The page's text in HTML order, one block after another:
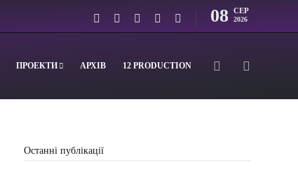
08 СЕР
2026
ПРОЕКТИ АРХІВ 12 PRODUCTION
Останні публікації